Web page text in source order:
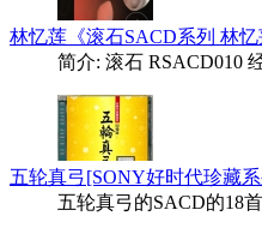
林忆莲《滚石SACD系列 林
简介: 滚石 RSACD010
五轮真弓[SONY好时代珍藏
五轮真弓的SACD的18